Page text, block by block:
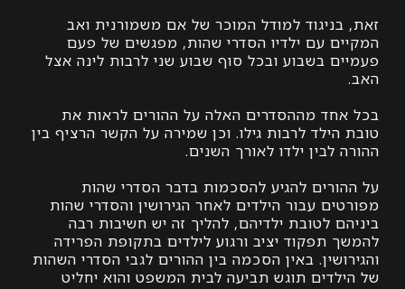
למודל המוכר של אם משמורנית ואב
עם ילדיו הסדרי שהות, מפגשים של פעם
בשבוע ובכל סוף שבוע שני לרבות לינה אצל
מההסדרים האלה על ההורים לראות את
לרבות גילו. וכן שמירה על הקשר הרציף בין
לבין ילדו לאורך השנים.
להגיע להסכמות בדבר הסדרי שהות
עבור הילדים לאחר הגירושין והסדרי שהות
לטובת ילדיהם, להליך זה יש חשיבות רבה
תפקוד יציב ורגוע לילדים בתקופת הפרידה
באין הסכמה בין ההורים לגבי הסדרי השהות
תוגש תביעה לבית המשפט והוא יחליט